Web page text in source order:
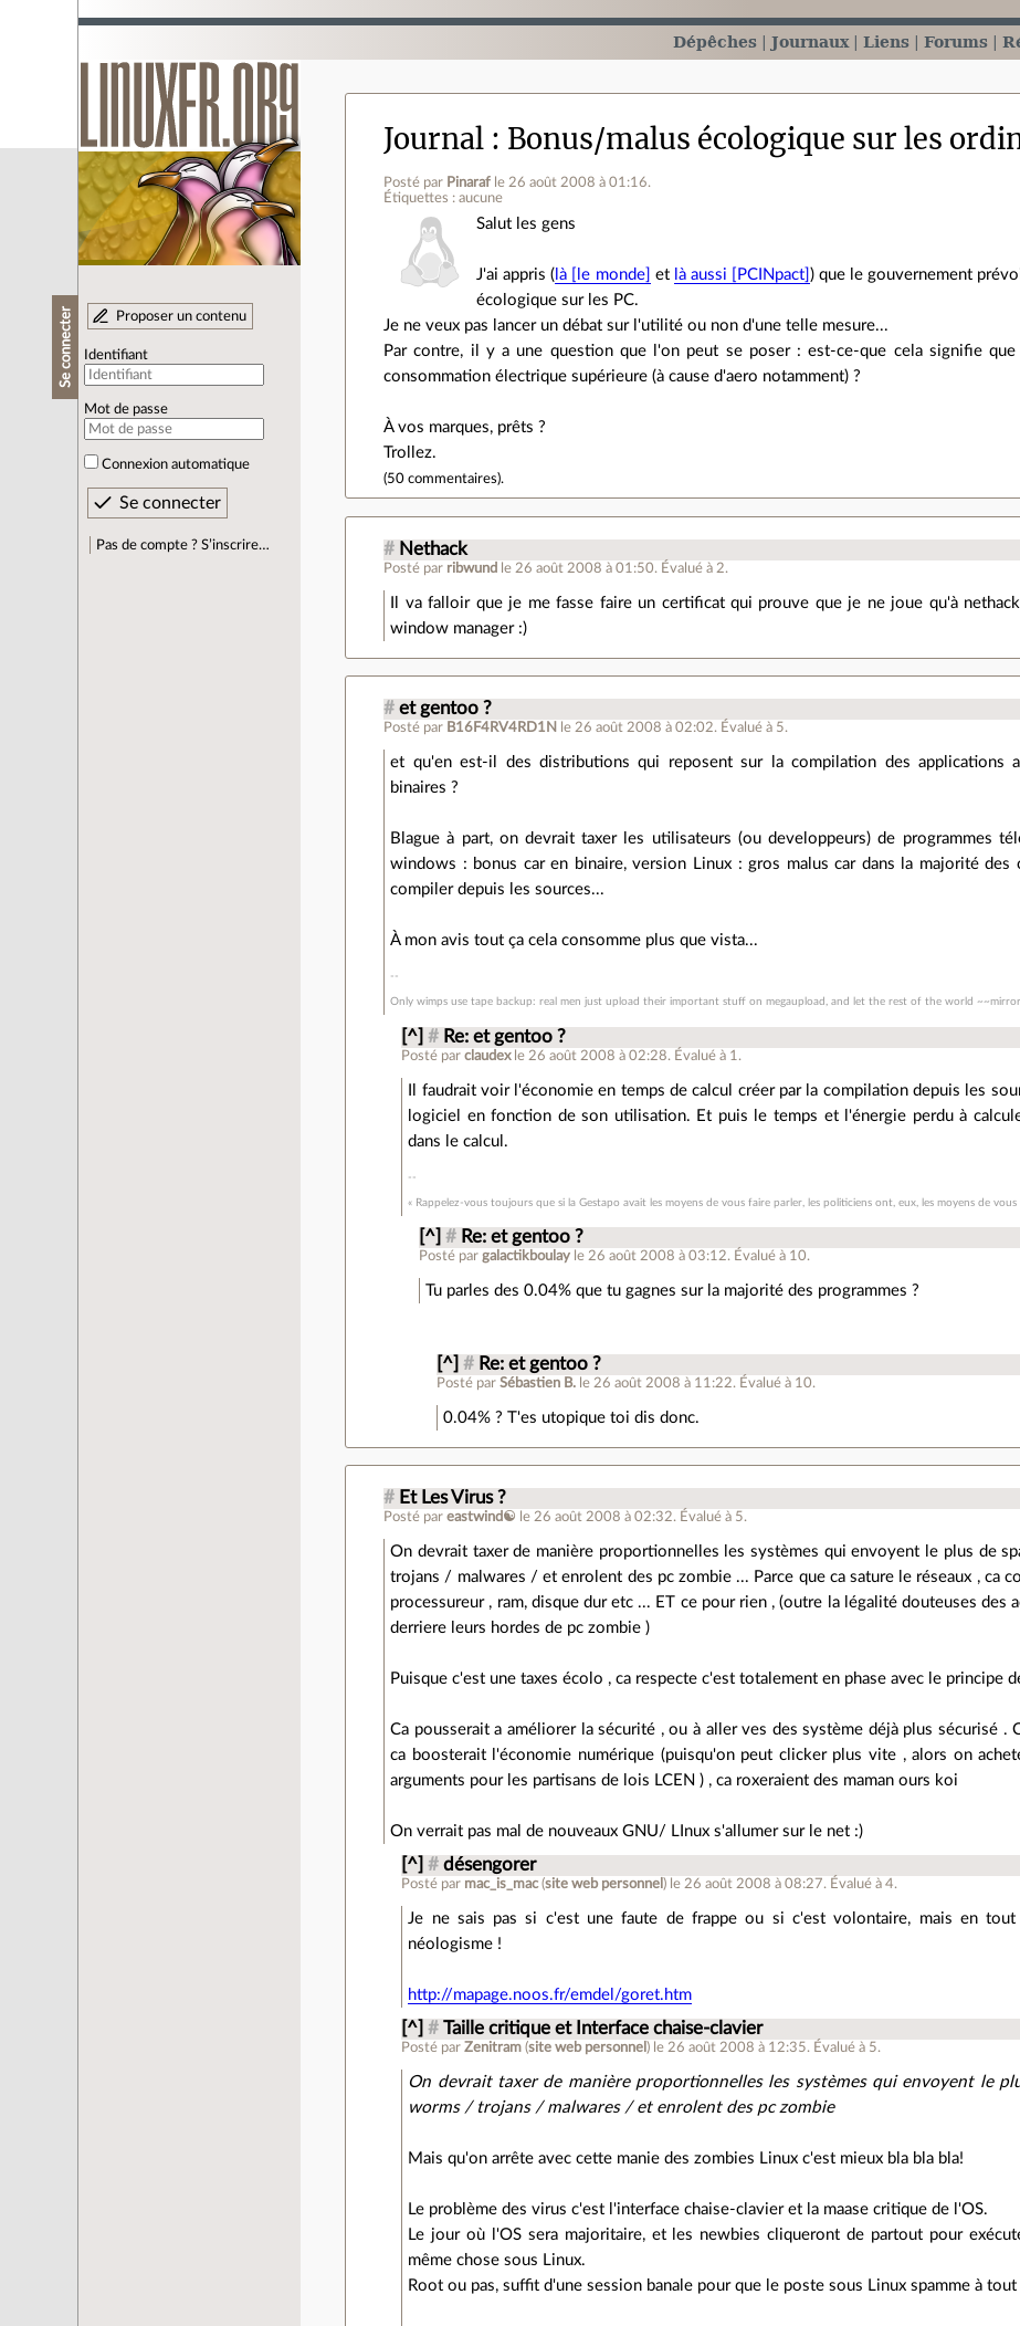
Dépêches Journaux Liens Forums
Se connecter Proposer un contenu
Identifiant
Mot de passe
Connexion automatique
Pas de compte ? S’inscrire…
Journal Bonus/malus écologique sur les
Posté par Pinaraf le 26 août 2008 à 01:16.
Étiquettes : aucune
Salut les gens
J'ai appris ( là [le monde] et là aussi [PCINpact] ) que le gouvernement
écologique sur les PC.
Je ne veux pas lancer un débat sur l'utilité ou non d'une telle mesure...
Par contre, il y a une question que l'on peut se poser : est-ce-que cela signifie
consommation électrique supérieure (à cause d'aero notamment) ?
À vos marques, prêts ?
Trollez.
(50 commentaires).
# Nethack
Posté par ribwund le 26 août 2008 à 01:50. Évalué à 2.
Il va falloir que je me fasse faire un certificat qui prouve que je ne joue qu'à
window manager :)
# et gentoo ?
Posté par B16F4RV4RD1N le 26 août 2008 à 02:02. Évalué à 5.
et qu'en est-il des distributions qui reposent sur la compilation des applications
binaires ?
Blague à part, on devrait taxer les utilisateurs (ou developpeurs) de programmes
windows : bonus car en binaire, version Linux : gros malus car dans la majorité
compiler depuis les sources...
À mon avis tout ça cela consomme plus que vista...
Only wimps use tape backup: real men just upload their important stuff on megaupload, and let the rest of the world
[^] # Re: et gentoo ?
Posté parclaudex le 26 août 2008 à 02:28. Évalué à 1 .
Il faudrait voir l'économie en temps de calcul créer par la compilation depuis les
logiciel en fonction de son utilisation. Et puis le temps et l'énergie perdu à
dans le calcul.
« Rappelez-vous toujours que si la Gestapo avait les moyens de vous faire parler, les politiciens ont, eux, les moyens de
[^] # Re: et gentoo ?
Posté pargalactikboulay le 26 août 2008 à 03:12. Évalué à 10.
Tu parles des 0.04% que tu gagnes sur la majorité des programmes ?
[^] # Re: et gentoo ?
Posté parSébastien B. le 26 août 2008 à 11:22. Évalué à 10.
0.04% ? T'es utopique toi dis donc.
# Et Les Virus ?
Posté pareastwind☯ le 26 août 2008 à 02:32. Évalué à 5.
On devrait taxer de manière proportionnelles les systèmes qui envoyent le plus de
trojans / malwares / et enrolent des pc zombie ... Parce que ca sature le réseaux , ca
processureur , ram, disque dur etc ... ET ce pour rien , (outre la légalité douteuses des
derriere leurs hordes de pc zombie )
Puisque c'est une taxes écolo , ca respecte c'est totalement en phase avec le principe
Ca pousserait a améliorer la sécurité , ou à aller ves des système déjà plus sécurisé .
ca boosterait l'économie numérique (puisqu'on peut clicker plus vite , alors on
arguments pour les partisans de lois LCEN ) , ca roxeraient des maman ours koi
On verrait pas mal de nouveaux GNU/ LInux s'allumer sur le net :)
[^] # désengorer
Posté par mac_is_mac(site web personnel ) le 26 août 2008 à 08:27. Évalué à4.
Je ne sais pas si c'est une faute de frappe ou si c'est volontaire, mais en
néologisme !
http://mapage.noos.fr/emdel/goret.htm
[^] # Taille critique et Interface chaise-clavier
Posté parZenitram (site web personnel ) le 26 août 2008 à 12:35. Évalué à 5.
On devrait taxer de manière proportionnelles les systèmes qui envoyent le
worms / trojans / malwares / et enrolent des pc zombie
Mais qu'on arrête avec cette manie des zombies Linux c'est mieux bla bla bla!
Le problème des virus c'est l'interface chaise-clavier et la maase critique de l'OS.
Le jour où l'OS sera majoritaire, et les newbies cliqueront de partout pour
même chose sous Linux.
Root ou pas, suffit d'une session banale pour que le poste sous Linux spamme à tout